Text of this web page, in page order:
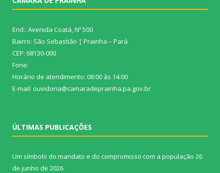
End.: Avenida Coatá, Nº 500
Bairro: São Sebastião | Prainha – Pará
CEP: 68130-000
Fone:
Horário de atendimento: 08:00 às 14:00
E-mail: ouvidoria@camaradeprainha.pa.gov.br
ÚLTIMAS PUBLICAÇÕES
Um símbolo do mandato e do compromisso com a população 26
de junho de 2026